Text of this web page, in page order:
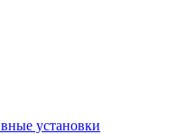
установки